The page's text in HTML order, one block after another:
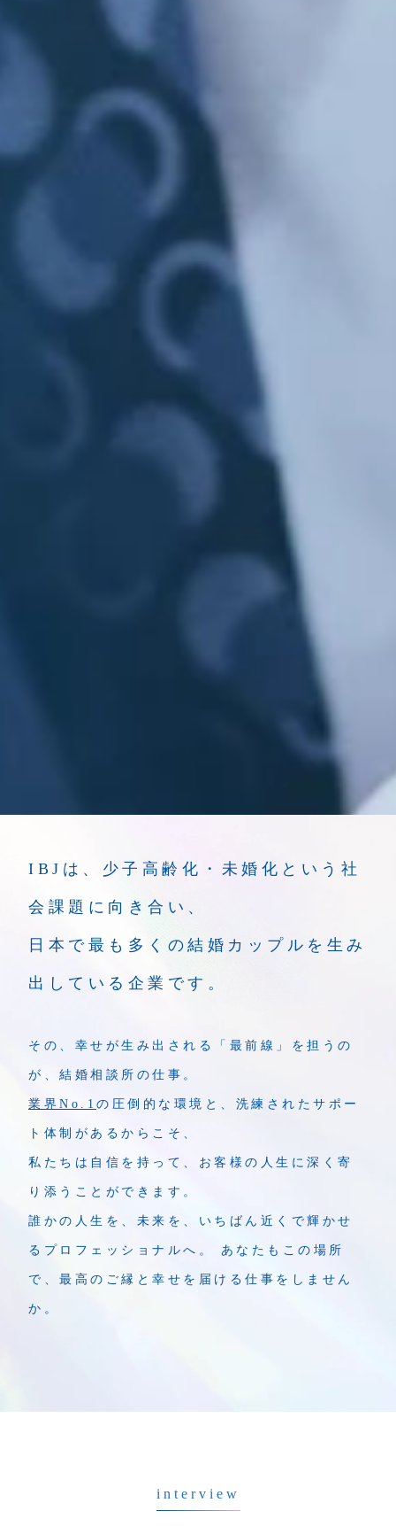
※No.1:日本マーケティングリサーチ機構調べ(成婚数:2024年累計、会員数:2024年
12月末時点、2025年2月期_指定領域における市場調査)
IBJは、少子高齢化・未婚化という社
会課題に向き合い、
日本で最も多くの結婚カップルを生み
出している企業です。
その、幸せが生み出される「最前線」を担うの
が、結婚相談所の仕事。
業界No.1 の圧倒的な環境と、洗練されたサポー
ト体制があるからこそ、
私たちは自信を持って、お客様の人生に深く寄
り添うことができます。
誰かの人生を、未来を、いちばん近くで輝かせ
るプロフェッショナルへ。 あなたもこの場所
で、最高のご縁と幸せを届ける仕事をしません
か。
interview